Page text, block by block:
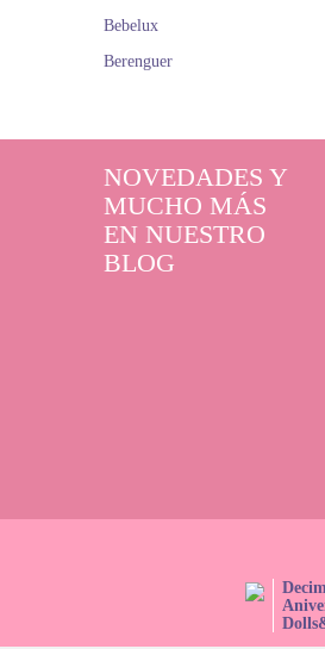
Bebelux
Berenguer
NOVEDADES Y
MUCHO MÁS
EN NUESTRO
BLOG